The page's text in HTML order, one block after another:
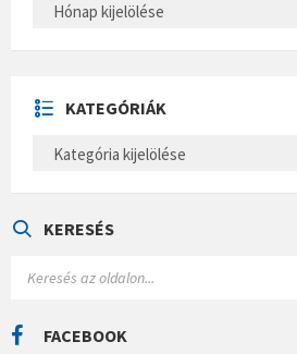
H
U
M
KATEGÓRIÁK
E
Á
KERESÉS
C
H
FACEBOOK